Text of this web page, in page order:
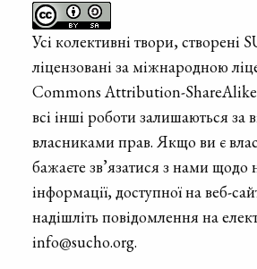
Усі колективні твори, створені
ліцензовані за міжнародною
Commons Attribution-
всі інші роботи залишаються за
власниками прав. Якщо ви є
бажаєте зв’язатися з нами щодо
інформації, доступної на веб-
надішліть повідомлення на
info@sucho.org.